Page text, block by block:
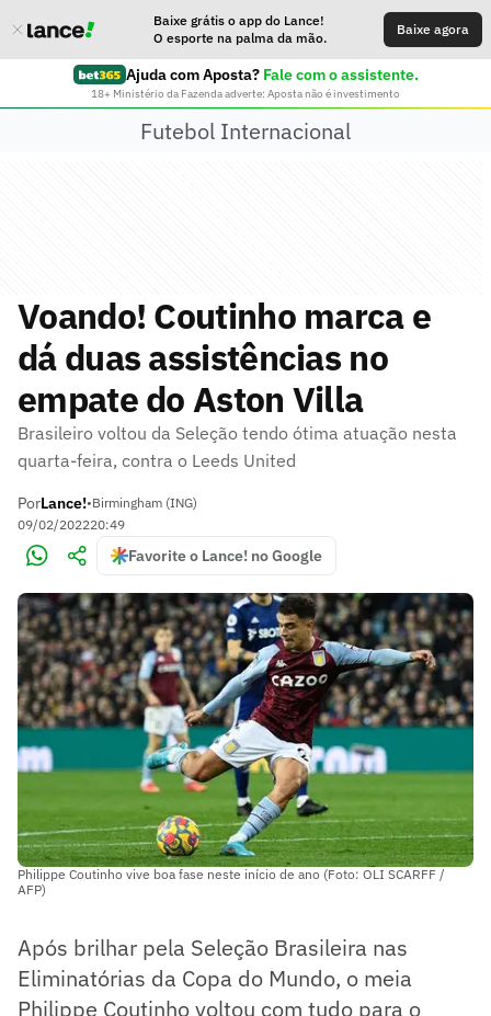
Baixe grátis o app do Lance!
O esporte na palma da mão.
Baixe agora
Ajuda com Aposta? Fale com o assistente.
18+ Ministério da Fazenda adverte: Aposta não é investimento
Futebol Internacional
Voando! Coutinho marca e
dá duas assistências no
empate do Aston Villa
Brasileiro voltou da Seleção tendo ótima atuação nesta
quarta-feira, contra o Leeds United
PorLance!•Birmingham (ING)
09/02/202220:49
Favorite o Lance! no Google
Philippe Coutinho vive boa fase neste início de ano (Foto: OLI SCARFF /
AFP)
Após brilhar pela Seleção Brasileira nas
Eliminatórias da Copa do Mundo, o meia
Philippe Coutinho voltou com tudo para o